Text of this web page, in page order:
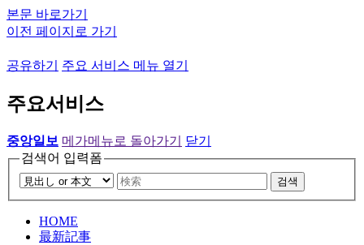
본문 바로가기
이전 페이지로 가기
공유하기 주요 서비스 메뉴 열기
주요서비스
중앙일보 메가메뉴로 돌아가기
닫기
검색어 입력폼
검색
HOME
最新記事